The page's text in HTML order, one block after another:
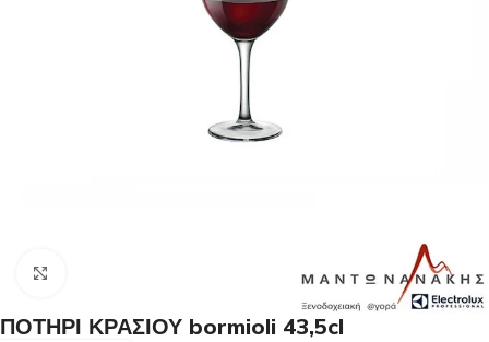
ΠΟΤΗΡΙ ΚΡΑΣΙΟΥ bormioli 43,5cl